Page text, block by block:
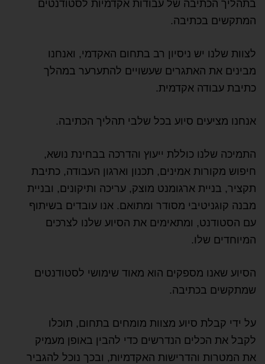
בתהליך הכתיבה של עבודות אקדמיות לסטודנטים
המתקשים בכתיבה.
לצוות שלנו יש ניסיון רב בתחום האקדמי, ואנחנו
מבינים את האתגרים שעשויים להתערער במהלך
כתיבת עבודה אקדמית.
אנחנו מציעים סיוע בכל שלבי תהליך הכתיבה.
התמיכה שלנו כוללת ייעוץ והדרכה בבחינת נושא,
חיפוש מקורות אמינים, תכנון וארגון העבודה, כתיבת
תקציר, בניית ארגומנט מוצק, עריכה ותיקונים, ובניית
מבנה קוגניטיבי מסודר ומתואם. אנו עובדים בשיתוף
עם הסטודנט, ומתאימים את הסיוע שלנו לצרכים
המיוחדים שלו.
הסיוע שאנו מספקים הוא מאוד שימושי לסטודנטים
שמתקשים בכתיבה.
על ידי קבלת סיוע מצוות מומחים בתחום, תוכלו
לקבל את הכלים הנדרשים כדי להבין באופן מעמיק
את המטרות והדרישות האקדמיות, ובכך נוכל להגביר